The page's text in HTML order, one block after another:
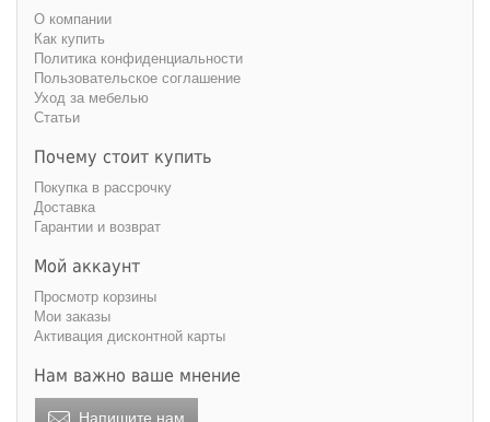
О компании
Как купить
Политика конфиденциальности
Пользовательское соглашение
Уход за мебелью
Статьи
Почему стоит купить
Покупка в рассрочку
Доставка
Гарантии и возврат
Мой аккаунт
Просмотр корзины
Мои заказы
Активация дисконтной карты
Нам важно ваше мнение
Напишите нам